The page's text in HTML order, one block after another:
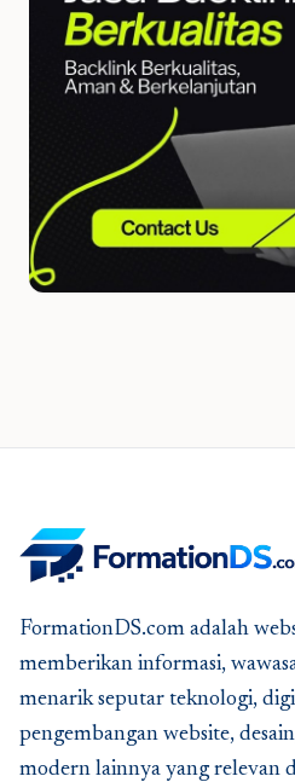
FormationDS.com adalah
memberikan informasi,
menarik seputar teknologi,
pengembangan website,
modern lainnya yang relevan